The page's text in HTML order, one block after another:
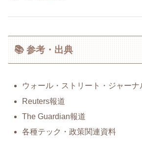
📚 参考・出典
ウォール・ストリート・ジャーナ
Reuters報道
The Guardian報道
各種テック・政策関連資料